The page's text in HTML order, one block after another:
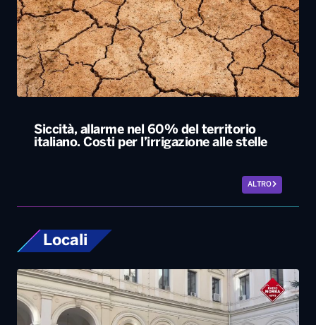
Siccità, allarme nel 60% del territorio
italiano. Costi per l’irrigazione alle stelle
ALTRO
Locali